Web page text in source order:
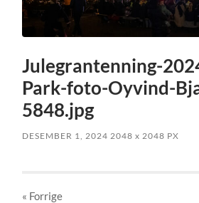
Julegrantenning-
Park-foto-Oyvind-
5848.jpg
DESEMBER 1, 2024 2048x 2048 PX
« Forrige